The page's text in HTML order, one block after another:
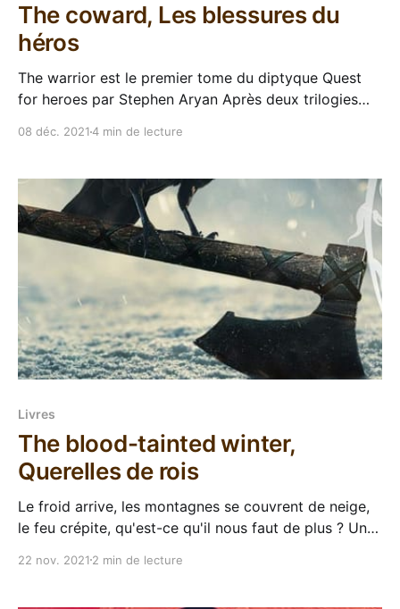
The coward, Les blessures du
héros
The warrior est le premier tome du diptyque Quest
for heroes par Stephen Aryan Après deux trilogies
avec un diptyque intitulé Quest for heroes.
08 déc. 20214 min de lecture
Livres
The blood-tainted winter,
Querelles de rois
Le froid arrive, les montagnes se couvrent de neige,
le feu crépite, qu'est-ce qu'il nous faut de plus ? Un
L'ambiance s'y prête, alors j'ai sorti The blood-
22 nov. 2021 2 min de lecture